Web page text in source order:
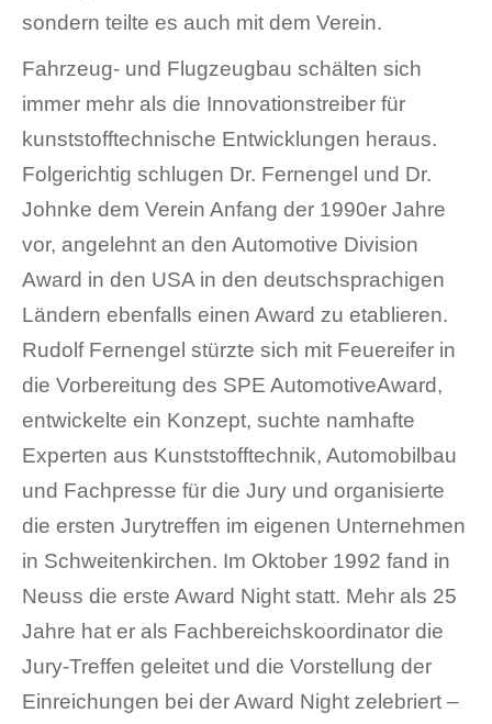
sondern teilte es auch mit dem Verein.
Fahrzeug- und Flugzeugbau schälten sich
immer mehr als die Innovationstreiber für
kunststofftechnische Entwicklungen heraus.
Folgerichtig schlugen Dr. Fernengel und Dr.
Johnke dem Verein Anfang der 1990er Jahre
vor, angelehnt an den Automotive Division
Award in den USA in den deutschsprachigen
Ländern ebenfalls einen Award zu etablieren.
Rudolf Fernengel stürzte sich mit Feuereifer in
die Vorbereitung des SPE AutomotiveAward,
entwickelte ein Konzept, suchte namhafte
Experten aus Kunststofftechnik, Automobilbau
und Fachpresse für die Jury und organisierte
die ersten Jurytreffen im eigenen Unternehmen
in Schweitenkirchen. Im Oktober 1992 fand in
Neuss die erste Award Night statt. Mehr als 25
Jahre hat er als Fachbereichskoordinator die
Jury-Treffen geleitet und die Vorstellung der
Einreichungen bei der Award Night zelebriert –